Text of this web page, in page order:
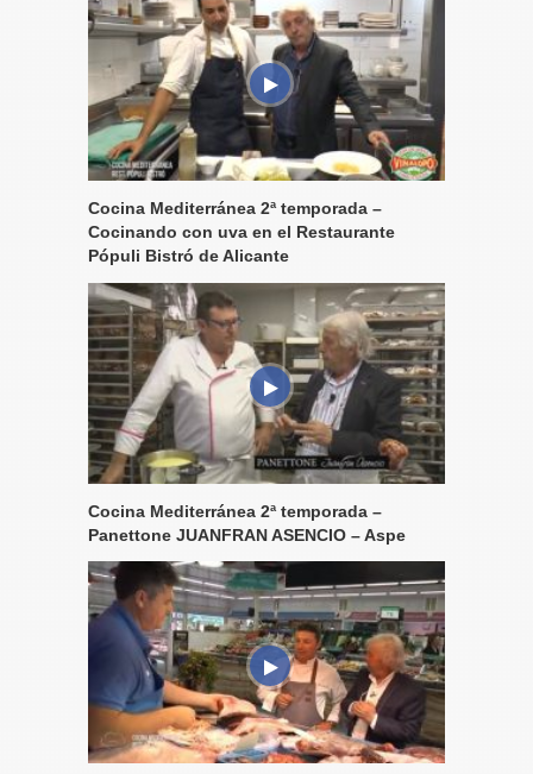
Cocina Mediterránea 2ª temporada –
Cocinando con uva en el Restaurante
Pópuli Bistró de Alicante
Cocina Mediterránea 2ª temporada –
Panettone JUANFRAN ASENCIO – Aspe